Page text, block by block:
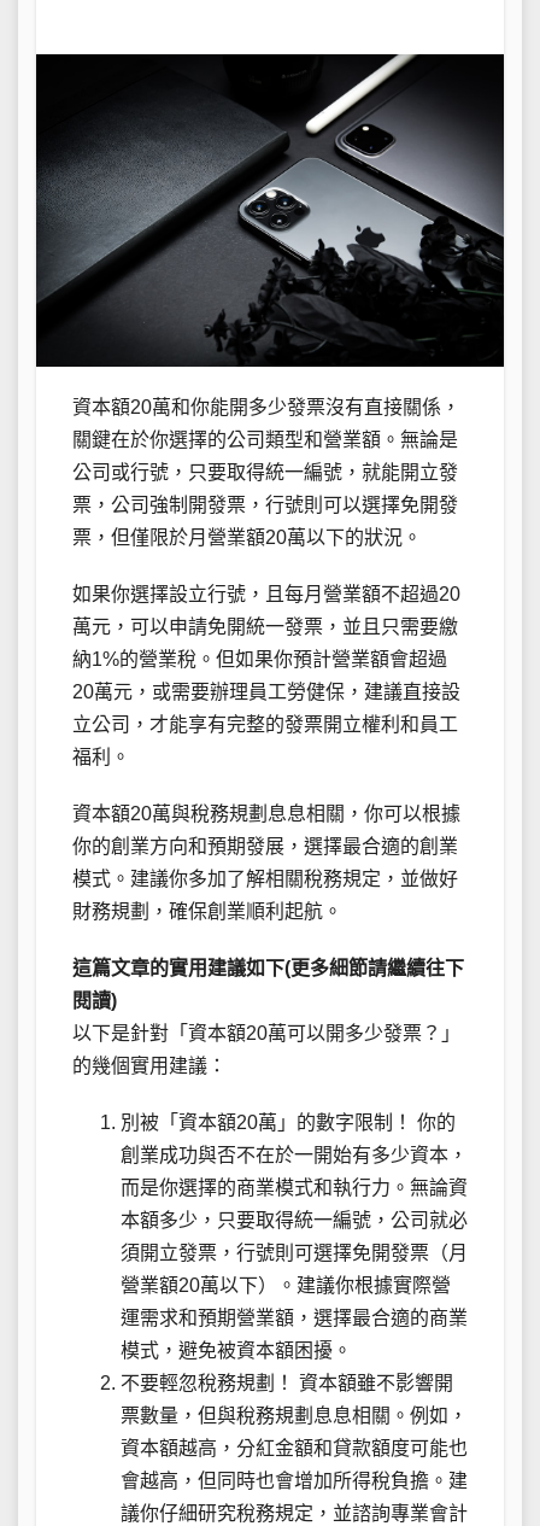
資本額20萬和你能開多少發票沒有直接關係，
關鍵在於你選擇的公司類型和營業額。無論是
公司或行號，只要取得統一編號，就能開立發
票，公司強制開發票，行號則可以選擇免開發
票，但僅限於月營業額20萬以下的狀況。
如果你選擇設立行號，且每月營業額不超過20
萬元，可以申請免開統一發票，並且只需要繳
納1%的營業稅。但如果你預計營業額會超過
20萬元，或需要辦理員工勞健保，建議直接設
立公司，才能享有完整的發票開立權利和員工
福利。
資本額20萬與稅務規劃息息相關，你可以根據
你的創業方向和預期發展，選擇最合適的創業
模式。建議你多加了解相關稅務規定，並做好
財務規劃，確保創業順利起航。
這篇文章的實用建議如下(更多細節請繼續往下
閱讀)
以下是針對「資本額20萬可以開多少發票？」
的幾個實用建議：
別被「資本額20萬」的數字限制！ 你的
創業成功與否不在於一開始有多少資本，
而是你選擇的商業模式和執行力。無論資
本額多少，只要取得統一編號，公司就必
須開立發票，行號則可選擇免開發票（月
營業額20萬以下）。建議你根據實際營
運需求和預期營業額，選擇最合適的商業
模式，避免被資本額困擾。
不要輕忽稅務規劃！ 資本額雖不影響開
票數量，但與稅務規劃息息相關。例如，
資本額越高，分紅金額和貸款額度可能也
會越高，但同時也會增加所得稅負擔。建
議你仔細研究稅務規定，並諮詢專業會計